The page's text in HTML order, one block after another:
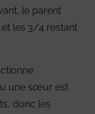
le parent
les 3/4 restant
une sœur est
donc les